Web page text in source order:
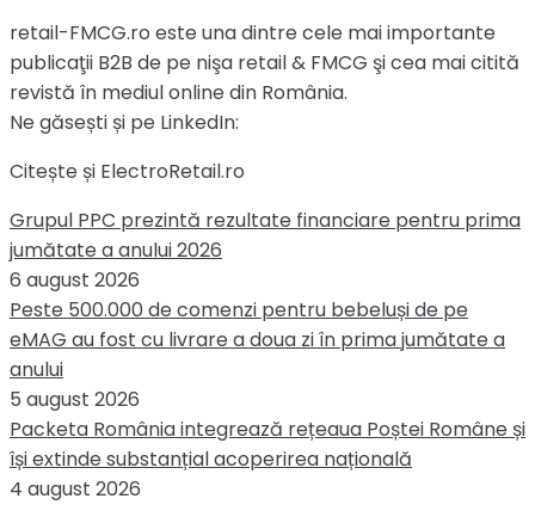
retail-FMCG.ro este una dintre cele mai importante
publicaţii B2B de pe nişa retail & FMCG şi cea mai citită
revistă în mediul online din România.
Ne găsești și pe LinkedIn:
Citește și ElectroRetail.ro
Grupul PPC prezintă rezultate financiare pentru prima
jumătate a anului 2026
6 august 2026
Peste 500.000 de comenzi pentru bebeluși de pe
eMAG au fost cu livrare a doua zi în prima jumătate a
anului
5 august 2026
Packeta România integrează rețeaua Poștei Române și
își extinde substanțial acoperirea națională
4 august 2026